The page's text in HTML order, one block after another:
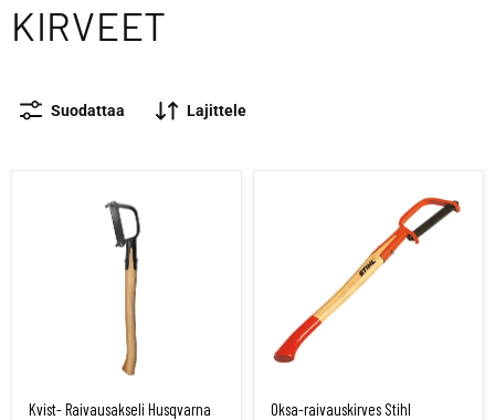
KIRVEET
Suodattaa Lajittele
Kvist- Raivausakseli Husqvarna Oksa-raivauskirves Stihl